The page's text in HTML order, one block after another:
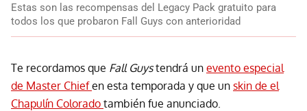
Estas son las recompensas del Legacy Pack gratuito para
todos los que probaron Fall Guys con anterioridad
Te recordamos que Fall Guystendrá un evento especial
de Master Chiefen esta temporada y que un skin de el
Chapulín Colorado también fue anunciado.